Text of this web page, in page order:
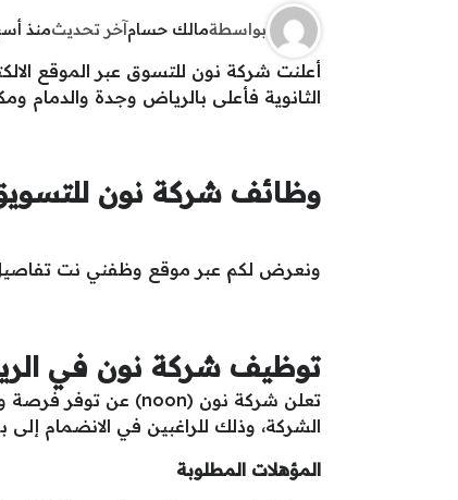
بواسطةمالك حسام آخر تحديثمنذ
أعلنت شركة نون للتسوق عبر الموقع
الثانوية فأعلى بالرياض وجدة والدمام
وظائف شركة نون
ونعرض لكم عبر موقع وظفني نت تفاصيل
توظيف شركة نون في
الشركة، وذلك للراغبين في الانضمام إلى
المؤهلات المطلوبة